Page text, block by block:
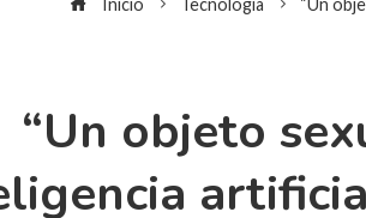
Inicio Tecnologia “Un
“Un objeto